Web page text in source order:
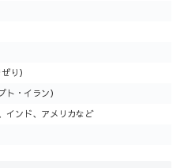
り）
・イラン）
インド、アメリカなど